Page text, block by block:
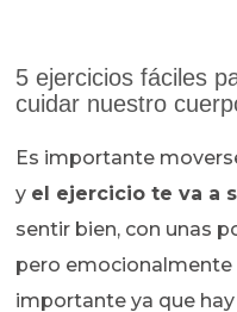
5 ejercicios fáciles
cuidar nuestro
Es importante
y el ejercicio te va a
sentir bien, con unas
pero
importante ya que